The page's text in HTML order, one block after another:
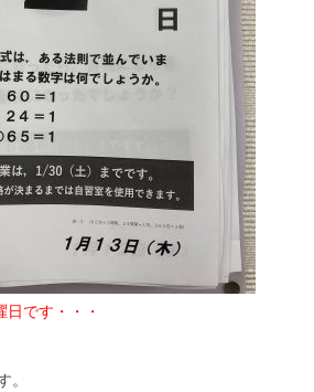
日です・・・
。